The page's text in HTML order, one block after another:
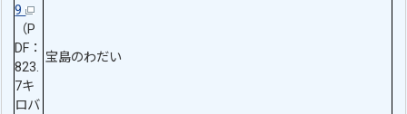
9
（P
DF：
823.
7キ
ロバ
宝島のわだい